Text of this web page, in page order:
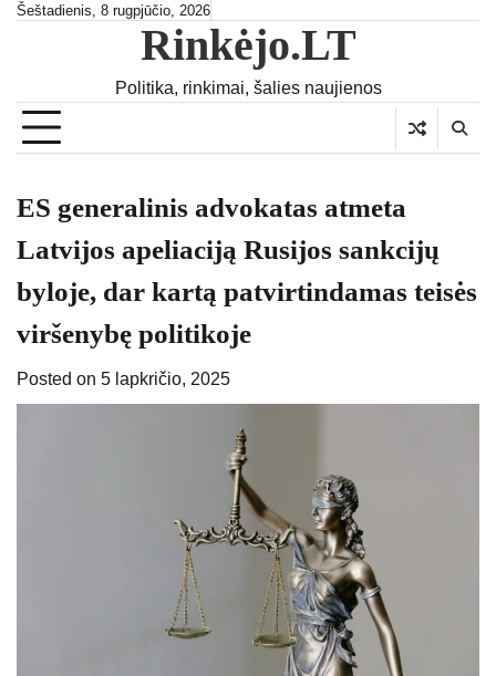
SkipŠeštadienis, 8 rugpjūčio, 2026
Rinkėjo.LT
Politika, rinkimai, šalies naujienos
ES generalinis advokatas atmeta
Latvijos apeliaciją Rusijos sankcijų
byloje, dar kartą patvirtindamas teisės
viršenybę politikoje
Posted on 5 lapkričio, 2025